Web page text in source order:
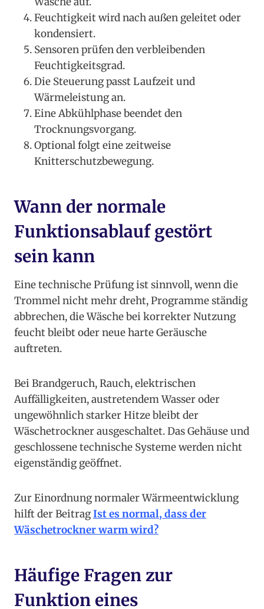
Feuchtigkeit wird nach außen geleitet oder
kondensiert.
Sensoren prüfen den verbleibenden
Feuchtigkeitsgrad.
Die Steuerung passt Laufzeit und
Wärmeleistung an.
Eine Abkühlphase beendet den
Trocknungsvorgang.
Optional folgt eine zeitweise
Knitterschutzbewegung.
Wann der normale
Funktionsablauf gestört
sein kann
Eine technische Prüfung ist sinnvoll, wenn die
Trommel nicht mehr dreht, Programme ständig
abbrechen, die Wäsche bei korrekter Nutzung
feucht bleibt oder neue harte Geräusche
auftreten.
Bei Brandgeruch, Rauch, elektrischen
Auffälligkeiten, austretendem Wasser oder
ungewöhnlich starker Hitze bleibt der
Wäschetrockner ausgeschaltet. Das Gehäuse und
geschlossene technische Systeme werden nicht
eigenständig geöffnet.
Zur Einordnung normaler Wärmeentwicklung
hilft der BeitragIst es normal, dass der
Wäschetrockner warm wird?
Häufige Fragen zur
Funktion eines